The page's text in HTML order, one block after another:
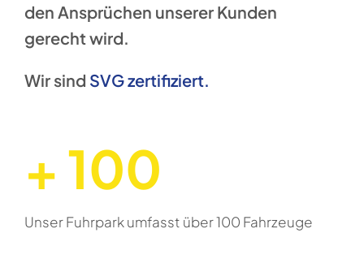
den Ansprüchen unserer Kunden
gerecht wird.
Wir sind SVG zertifiziert.
+ 100
Unser Fuhrpark umfasst über 100 Fahrzeuge